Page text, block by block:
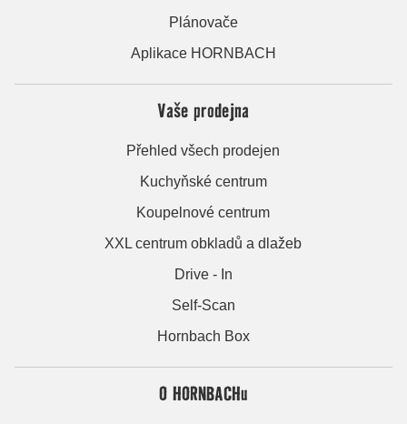
Plánovače
Aplikace HORNBACH
Vaše prodejna
Přehled všech prodejen
Kuchyňské centrum
Koupelnové centrum
XXL centrum obkladů a dlažeb
Drive - In
Self-Scan
Hornbach Box
O HORNBACHu